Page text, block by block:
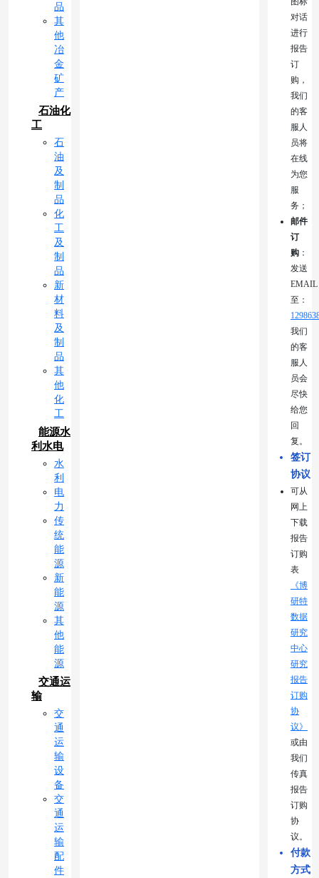
品
其
他
冶
金
矿
产
石油化
工
石
油
及
制
品
化
工
及
制
品
新
材
料
及
制
品
其
他
化
工
能源水
利水电
水
利
电
力
传
统
能
源
新
能
源
其
他
能
源
交通运
输
交
通
运
输
设
备
交
通
运
输
配
件
对话
进行
报告
订
购，
我们
的客
服人
员将
在线
为您
服
务；
邮件
订
购 ：
发送
EMAIL
至：
我们
的客
服人
员会
尽快
给您
回
复。
签订
协议
可从
网上
下载
报告
订购
表
《博
研特
数据
研究
中心
研究
报告
订购
协
议》
或由
我们
传真
报告
订购
协
议。
付款
方式